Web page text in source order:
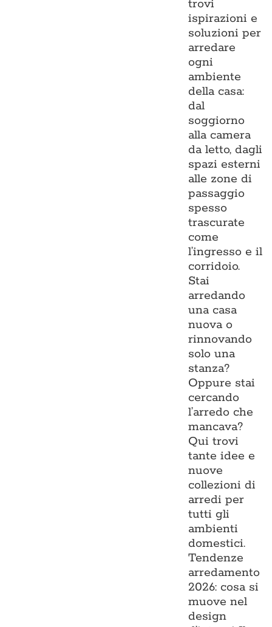
trovi
ispirazioni e
soluzioni per
arredare
ogni
ambiente
della casa:
dal
soggiorno
alla camera
da letto, dagli
spazi esterni
alle zone di
passaggio
spesso
trascurate
come
l’ingresso e il
corridoio.
Stai
arredando
una casa
nuova o
rinnovando
solo una
stanza?
Oppure stai
cercando
l’arredo che
mancava?
Qui trovi
tante idee e
nuove
collezioni di
arredi per
tutti gli
ambienti
domestici.
Tendenze
arredamento
2026: cosa si
muove nel
design